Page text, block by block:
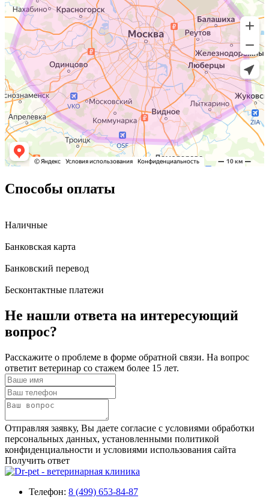
Способы оплаты
Наличные
Банковская карта
Банковский перевод
Бесконтактные платежи
Не нашли ответа на интересующий
вопрос?
Расскажите о проблеме в форме обратной связи. На вопрос
ответит ветеринар со стажем более 15 лет.
Отправляя заявку, Вы даете согласие с условиями обработки
персональных данных, установленными политикой
конфиденциальности и условиями использования сайта
Получить ответ
Телефон: 8 (499) 653-84-87